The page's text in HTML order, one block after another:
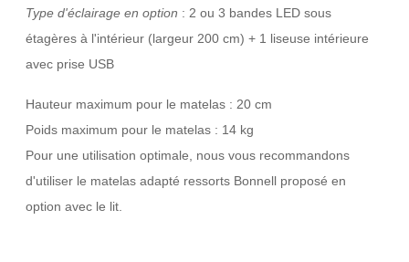
Type d'éclairage en option : 2 ou 3 bandes LED sous
étagères à l'intérieur (largeur 200 cm) + 1 liseuse intérieure
avec prise USB
Hauteur maximum pour le matelas : 20 cm
Poids maximum pour le matelas : 14 kg
Pour une utilisation optimale, nous vous recommandons
d'utiliser le matelas adapté ressorts Bonnell proposé en
option avec le lit.